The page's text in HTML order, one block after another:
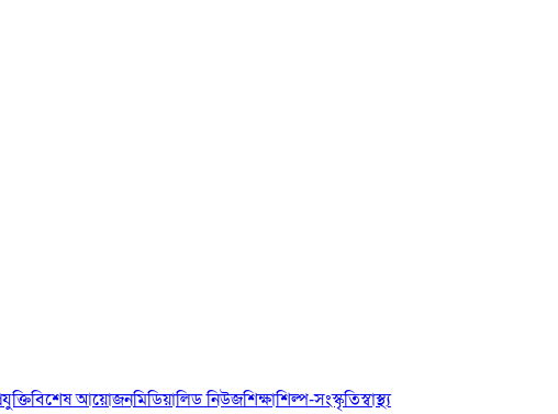
বিশেষ আয়োজনমিডিয়ালিড নিউজশিক্ষাশিল্প-সংস্কৃতিস্বাস্থ্য